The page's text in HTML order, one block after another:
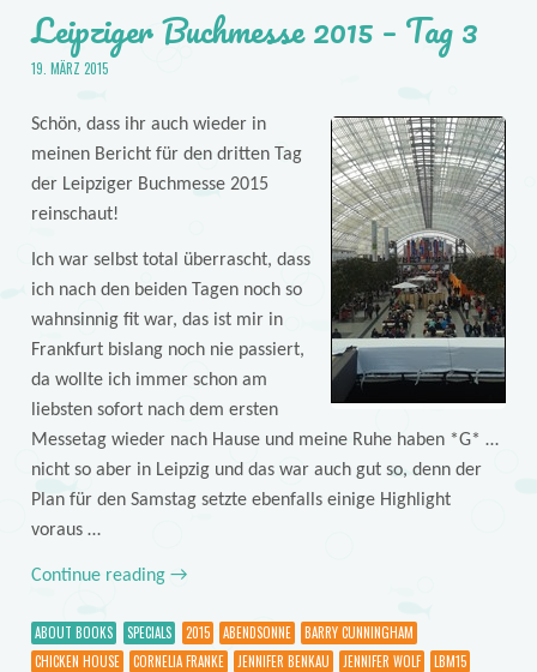
Leipziger Buchmesse 2015 – Tag 3
19. MÄRZ 2015
Schön, dass ihr auch wieder in
meinen Bericht für den dritten Tag
der Leipziger Buchmesse 2015
reinschaut!
Ich war selbst total überrascht, dass
ich nach den beiden Tagen noch so
wahnsinnig fit war, das ist mir in
Frankfurt bislang noch nie passiert,
da wollte ich immer schon am
liebsten sofort nach dem ersten
Messetag wieder nach Hause und meine Ruhe haben *G* …
nicht so aber in Leipzig und das war auch gut so, denn der
Plan für den Samstag setzte ebenfalls einige Highlight
voraus …
Continue reading →
ABOUT BOOKS SPECIALS 2015 ABENDSONNE
BARRY CUNNINGHAM
CHICKEN HOUSE
CORNELIA FRANKE JENNIFER BENKAU JENNIFER WOLF
LBM15